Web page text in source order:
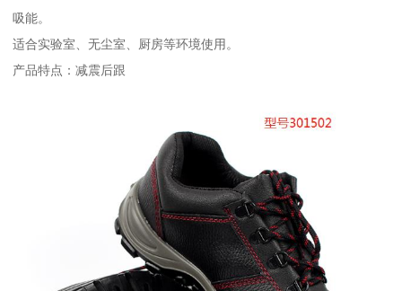
吸能。
适合实验室、无尘室、厨房等环境使用。
产品特点：减震后跟